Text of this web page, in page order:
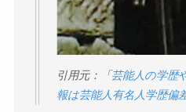
引用元：「芸能人の学歴
報は芸能人有名人学歴偏